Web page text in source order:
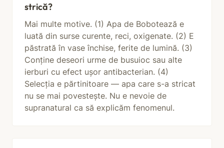
strică?
Mai multe motive. (1) Apa de Bobotează e
luată din surse curente, reci, oxigenate. (2) E
păstrată în vase închise, ferite de lumină. (3)
Conține deseori urme de busuioc sau alte
ierburi cu efect ușor antibacterian. (4)
Selecția e părtinitoare — apa care s-a stricat
nu se mai povestește. Nu e nevoie de
supranatural ca să explicăm fenomenul.